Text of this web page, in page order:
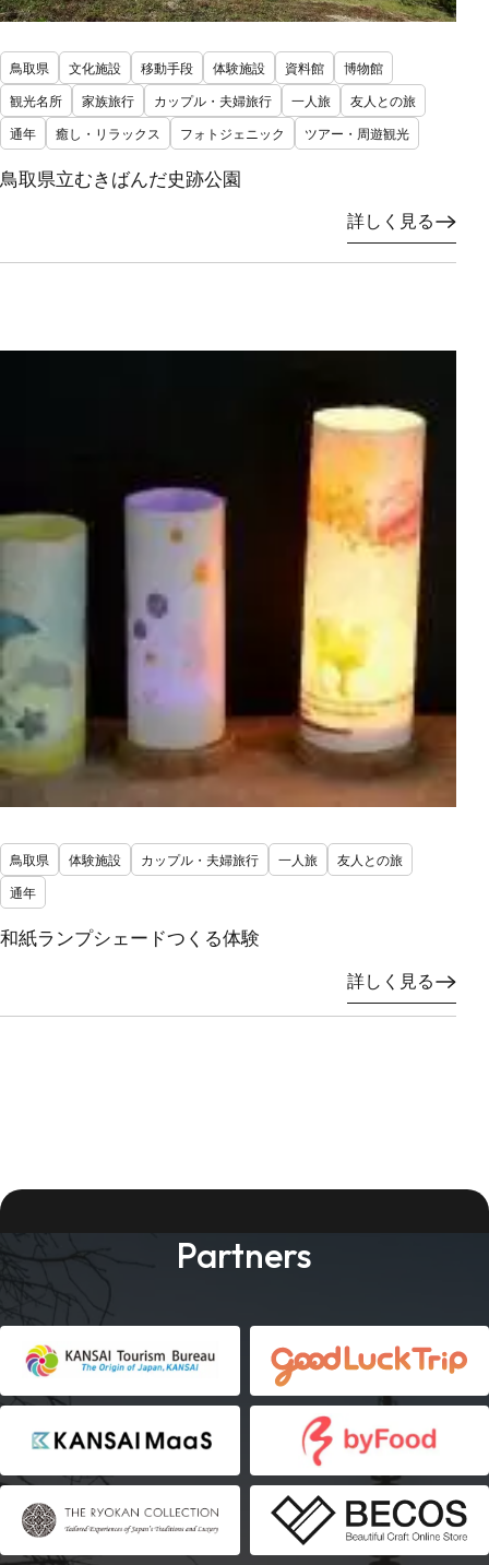
鳥取県 文化施設 移動手段 体験施設 資料館
博物館
観光名所
家族旅行 カップル・夫婦旅行 一人旅
友人との旅
通年
癒し・リラックス フォトジェニック ツアー・周遊観光
鳥取県立むきばんだ史跡公園
詳しく見る
鳥取県 体験施設 カップル・夫婦旅行 一人旅
友人との旅
通年
和紙ランプシェードつくる体験
詳しく見る
Partners